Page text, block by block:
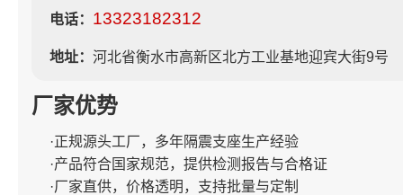
电话： 13323182312
地址： 河北省衡水市高新区北方工业基地迎宾大街9号
厂家优势
·正规源头工厂，多年隔震支座生产经验
·产品符合国家规范，提供检测报告与合格证
·厂家直供，价格透明，支持批量与定制